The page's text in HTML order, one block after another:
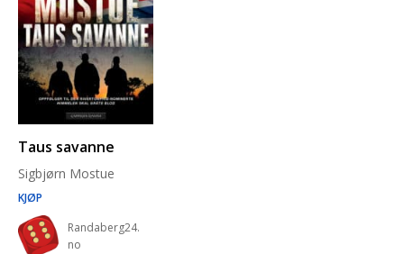
Taus savanne
Sigbjørn Mostue
KJØP
Randaberg24.
no